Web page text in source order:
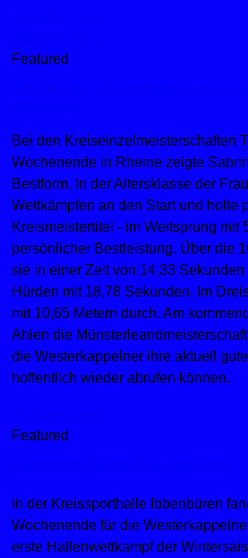
Featured
Bei den Kreiseinzelmeisterschaften
Wochenende in Rheine zeigte
Bestform. In der Altersklasse der
Wettkämpfen an den Start und holte
Kreismeistertitel - im Weitsprung mit
persönlicher Bestleistung. Über die
sie in einer Zeit von 14,33
Hürden mit 18,78 Sekunden. Im
mit 10,65 Metern durch. Am
Ahlen die
die Westerkappelner ihre aktuell
hoffentlich wieder abrufen können.
Featured
In der Kreissporthalle Ibbenbüren
Wochenende für die
erste Hallenwettkampf der